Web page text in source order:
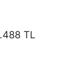
TL